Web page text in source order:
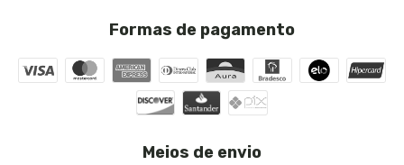
Formas de pagamento
Meios de envio